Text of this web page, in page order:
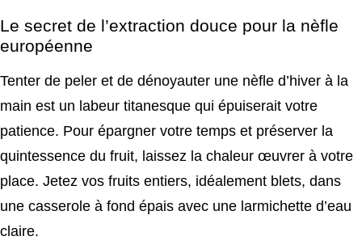
Le secret de l’extraction douce pour la nèfle
européenne
Tenter de peler et de dénoyauter une nèfle d’hiver à la
main est un labeur titanesque qui épuiserait votre
patience. Pour épargner votre temps et préserver la
quintessence du fruit, laissez la chaleur œuvrer à votre
place. Jetez vos fruits entiers, idéalement blets, dans
une casserole à fond épais avec une larmichette d’eau
claire.